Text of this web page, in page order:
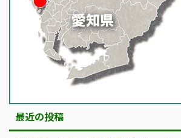
最近の投稿